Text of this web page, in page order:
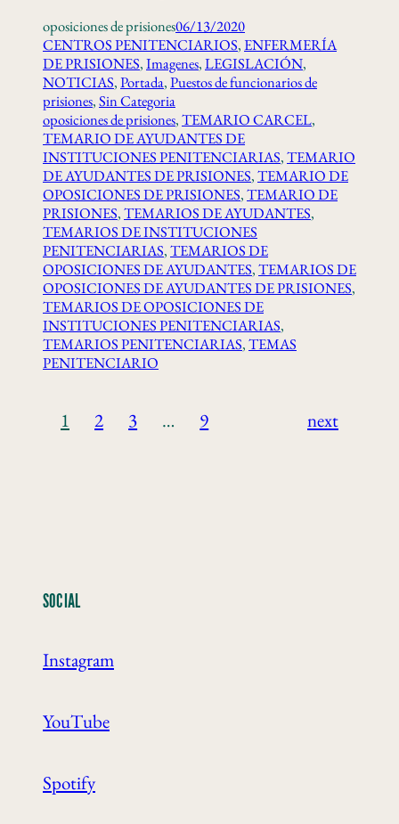
oposiciones de prisiones06/13/2020
CENTROS PENITENCIARIOS, ENFERMERÍA
DE PRISIONES, Imagenes, LEGISLACIÓN
NOTICIAS, Portada, Puestos de funcionarios de
prisiones, Sin Categoria
oposiciones de prisiones, TEMARIO CARCEL
TEMARIO DE AYUDANTES DE
INSTITUCIONES PENITENCIARIAS, TEMARIO
DE AYUDANTES DE PRISIONES, TEMARIO DE
OPOSICIONES DE PRISIONES, TEMARIO DE
PRISIONES, TEMARIOS DE AYUDANTES
TEMARIOS DE INSTITUCIONES
PENITENCIARIAS, TEMARIOS DE
OPOSICIONES DE AYUDANTES, TEMARIOS DE
OPOSICIONES DE AYUDANTES DE PRISIONES
TEMARIOS DE OPOSICIONES DE
INSTITUCIONES PENITENCIARIAS
TEMARIOS PENITENCIARIAS, TEMAS
PENITENCIARIO
1 2 3 … 9 next
SOCIAL
Instagram
YouTube
Spotify